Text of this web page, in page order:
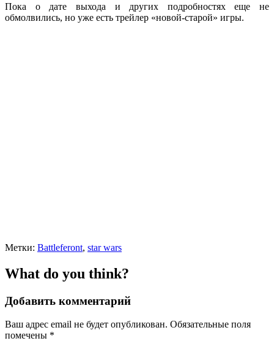
Пока о дате выхода и других подробностях еще не
обмолвились, но уже есть трейлер «новой-старой» игры.
Метки: Battleferont, star wars
What do you think?
Добавить комментарий
Ваш адрес email не будет опубликован. Обязательные поля
помечены *